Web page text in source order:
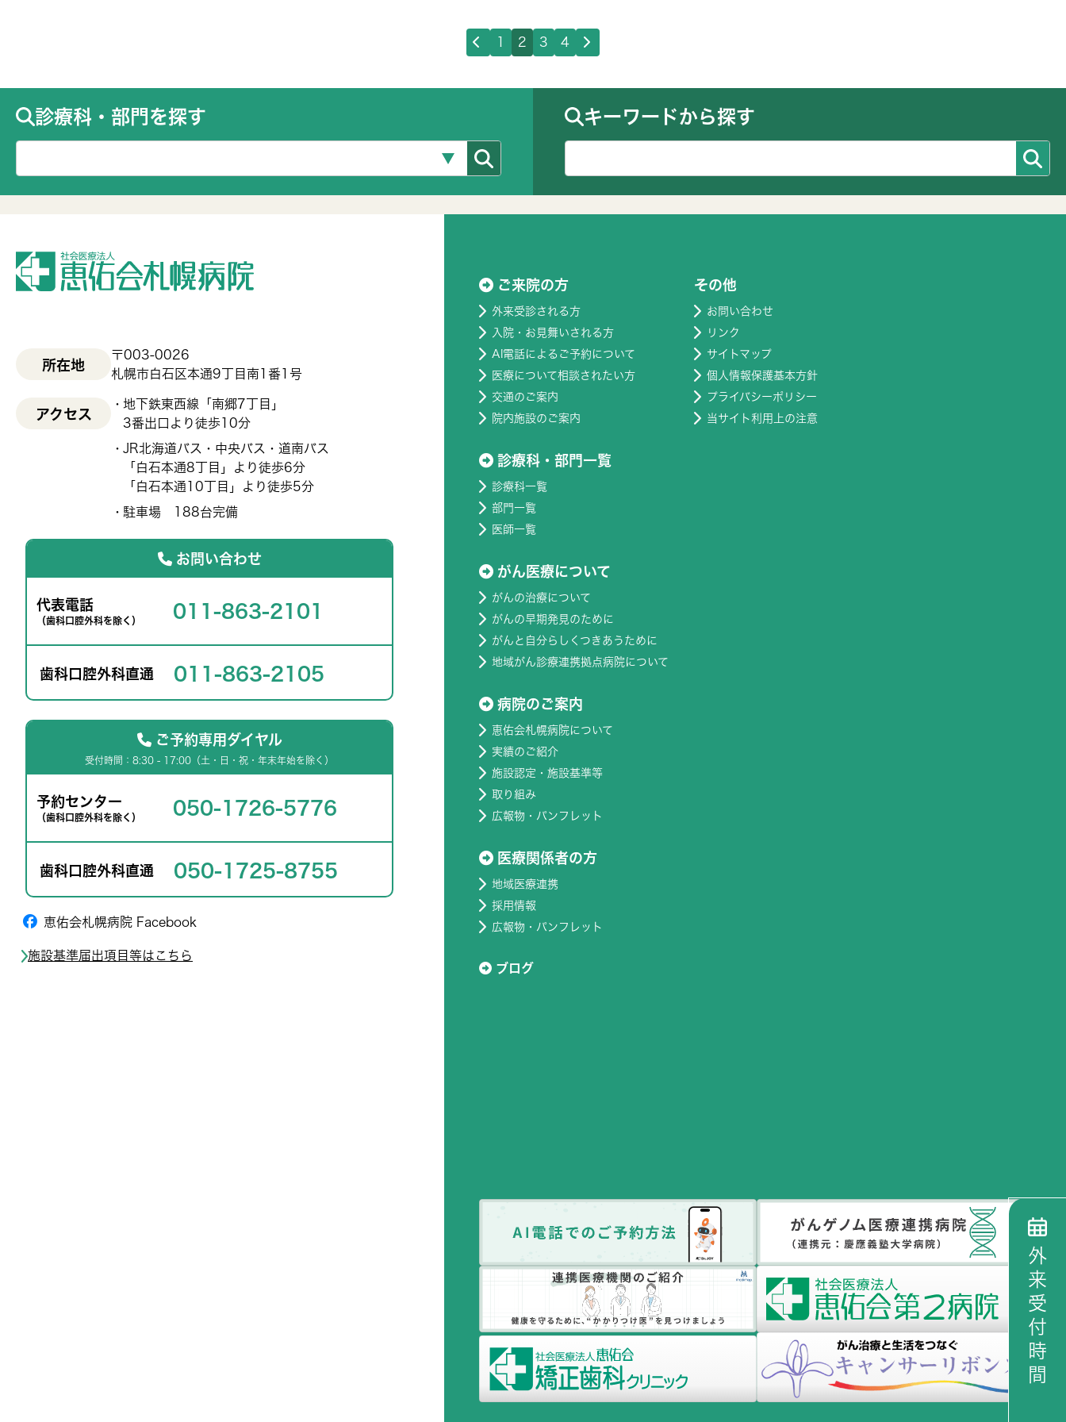
外来受付時間
1 2 3 4
診療科・部門を探す キーワードから探す
所在地
〒003-0026
札幌市白石区本通9丁目南1番1号
アクセス
地下鉄東西線「南郷7丁目」
3番出口より徒歩10分
JR北海道バス・中央バス・道南バス
「白石本通8丁目」より徒歩6分
「白石本通10丁目」より徒歩5分
駐車場 188台完備
お問い合わせ
代表電話
（歯科口腔外科を除く） 011-863-2101
歯科口腔外科直通 011-863-2105
ご予約専用ダイヤル
受付時間：8:30 - 17:00（土・日・祝・年末年始を除く）
予約センター
（歯科口腔外科を除く） 050-1726-5776
歯科口腔外科直通 050-1725-8755
恵佑会札幌病院 Facebook
施設基準届出項目等はこちら
ご来院の方
外来受診される方
入院・お見舞いされる方
AI電話によるご予約について
医療について相談されたい方
交通のご案内
院内施設のご案内
診療科・部門一覧
診療科一覧
部門一覧
医師一覧
がん医療について
がんの治療について
がんの早期発見のために
がんと自分らしくつきあうために
地域がん診療連携拠点病院について
病院のご案内
恵佑会札幌病院について
実績のご紹介
施設認定・施設基準等
取り組み
広報物・パンフレット
医療関係者の方
地域医療連携
採用情報
広報物・パンフレット
ブログ
その他
お問い合わせ
リンク
サイトマップ
個人情報保護基本方針
プライバシーポリシー
当サイト利用上の注意